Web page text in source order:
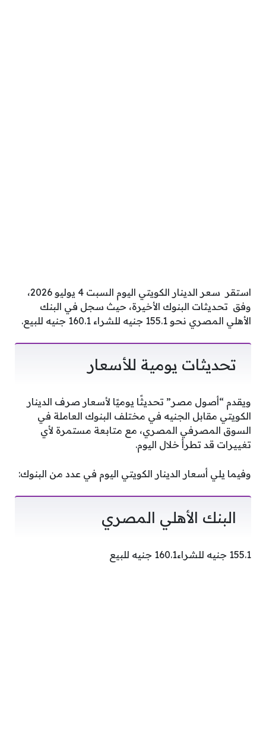
استقر سعر الدينار الكويتي اليوم السبت 4 يوليو 2026،
وفق تحديثات البنوك الأخيرة، حيث سجل في البنك
الأهلي المصري نحو 155.1 جنيه للشراء 160.1 جنيه للبيع.
تحديثات يومية للأسعار
ويقدم “أصول مصر” تحديثًا يوميًا لأسعار صرف الدينار
الكويتي مقابل الجنيه في مختلف البنوك العاملة في
السوق المصرفي المصري، مع متابعة مستمرة لأي
تغييرات قد تطرأ خلال اليوم.
وفيما يلي أسعار الدينار الكويتي اليوم في عدد من البنوك:
البنك الأهلي المصري
155.1 جنيه للشراء160.1 جنيه للبيع